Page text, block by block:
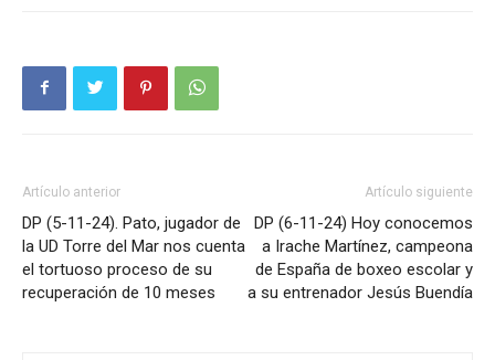
Artículo anterior
DP (5-11-24). Pato, jugador de
la UD Torre del Mar nos cuenta
el tortuoso proceso de su
recuperación de 10 meses
Artículo siguiente
DP (6-11-24) Hoy conocemos
a Irache Martínez, campeona
de España de boxeo escolar y
a su entrenador Jesús Buendía